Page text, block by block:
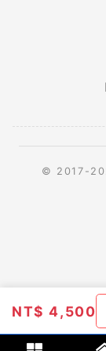
NT$4,500
© 2017-